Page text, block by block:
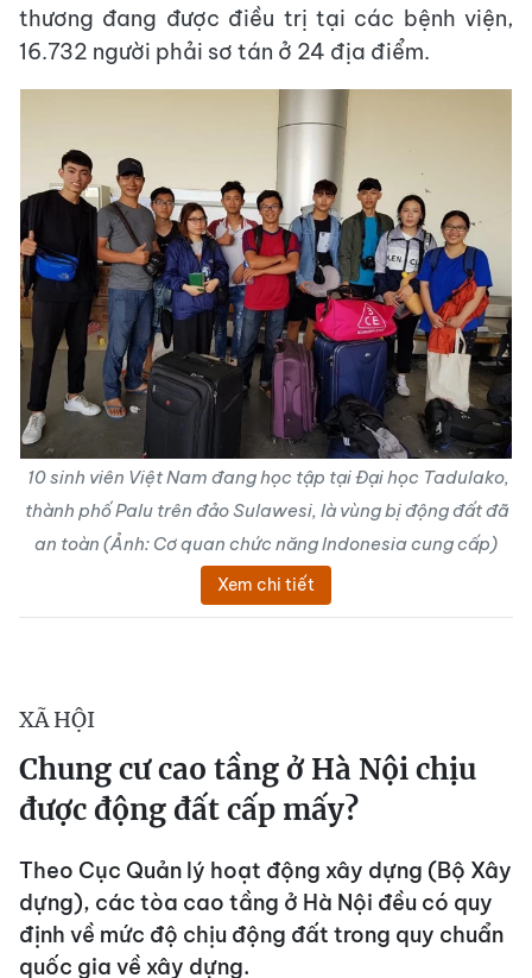
thương đang được điều trị tại các bệnh viện,
16.732 người phải sơ tán ở 24 địa điểm.
10 sinh viên Việt Nam đang học tập tại Đại học Tadulako,
thành phố Palu trên đảo Sulawesi, là vùng bị động đất đã
an toàn (Ảnh: Cơ quan chức năng Indonesia cung cấp)
Xem chi tiết
XÃ HỘI
Chung cư cao tầng ở Hà Nội chịu
được động đất cấp mấy?
Theo Cục Quản lý hoạt động xây dựng (Bộ Xây
dựng), các tòa cao tầng ở Hà Nội đều có quy
định về mức độ chịu động đất trong quy chuẩn
quốc gia về xây dựng.